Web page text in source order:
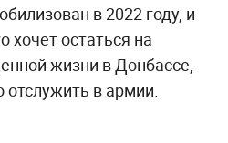
в 2022 году, и
хочет остаться на
жизни в Донбассе,
в армии.